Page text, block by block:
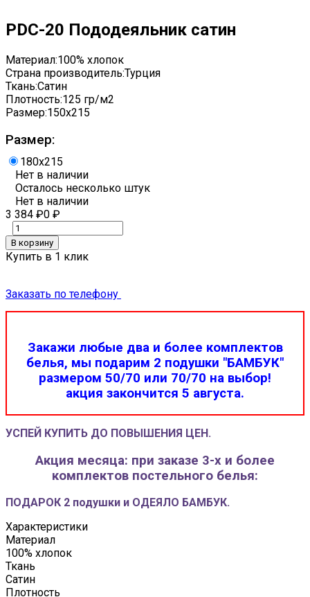
PDC-20 Пододеяльник сатин
Материал:100% хлопок
Страна производитель:Турция
Ткань:Сатин
Плотность:125 гр/м2
Размер:150x215
Размер:
180x215
Нет в наличии
Осталось несколько штук
Нет в наличии
3 384 ₽0 ₽
В корзину
Купить в 1 клик
Заказать по телефону
Закажи любые два и более комплектов
белья, мы подарим 2 подушки "БАМБУК"
размером 50/70 или 70/70 на выбор!
акция закончится 5 августа.
УСПЕЙ КУПИТЬ ДО ПОВЫШЕНИЯ ЦЕН.
Акция месяца: при заказе 3-х и более
комплектов постельного белья:
ПОДАРОК 2 подушки и ОДЕЯЛО БАМБУК.
Характеристики
Материал
100% хлопок
Ткань
Сатин
Плотность